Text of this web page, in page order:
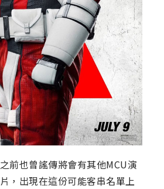
前也曾謠傳將會有其他MCU演
，出現在這份可能客串名單上